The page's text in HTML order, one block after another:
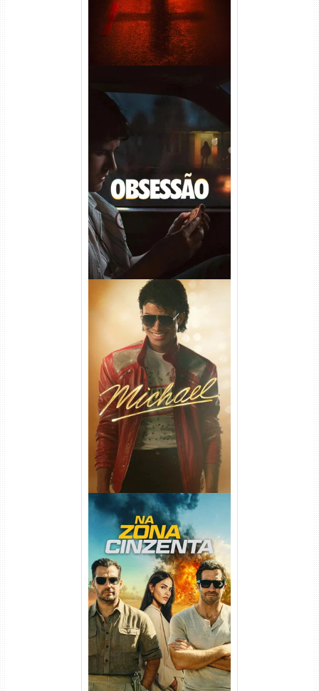
Obsessão Torrent (2026)
WEB-DL 1080p/4K Dual
Áudio
Michael Torrent (2026) WEB-
DL 1080p/4K Dual Áudio
Na Zona Cinzenta Torrent
(2026) WEB-DL 1080p/4K
Dual Áudio